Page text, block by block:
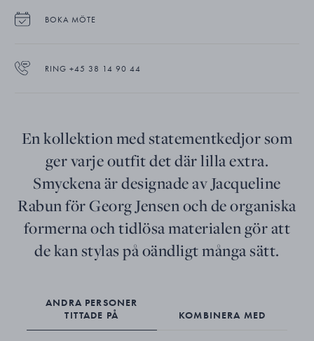
BOKA MÖTE
RING +45 38 14 90 44
En kollektion med statementkedjor som
ger varje outfit det där lilla extra.
Smyckena är designade av Jacqueline
Rabun för Georg Jensen och de organiska
formerna och tidlösa materialen gör att
de kan stylas på oändligt många sätt.
ANDRA PERSONER
TITTADE PÅ
KOMBINERA MED